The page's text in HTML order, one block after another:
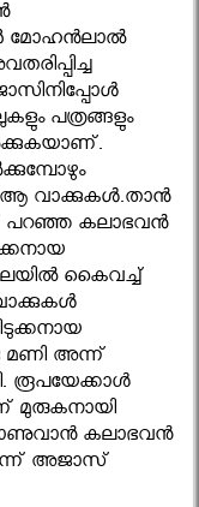
മോഹൻലാൽ
പത്രങ്ങളും
വാക്കുകൾ.താൻ
പറഞ്ഞ കലാഭവൻ
കൈവച്ച്
മണി അന്ന്
രൂപയേക്കാള്‍
മുരുകനായി
കലാഭവന്‍
അജാസ്